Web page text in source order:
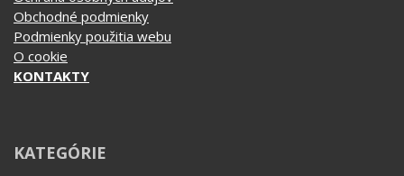
KATEGÓRIE
Tipy na darčeky
Všetky motívy
Darčekové poukazy
Cestovanie